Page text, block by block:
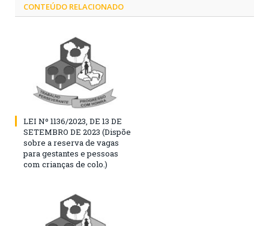
CONTEÚDO RELACIONADO
LEI Nº 1136/2023, DE 13 DE
SETEMBRO DE 2023 (Dispõe
sobre a reserva de vagas
para gestantes e pessoas
com crianças de colo.)